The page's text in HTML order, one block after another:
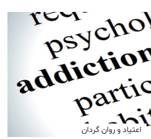
اعتیاد و روان گردان